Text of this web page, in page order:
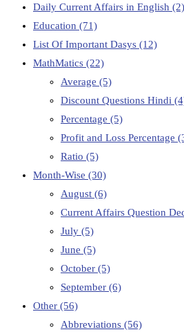
Daily Current Affairs in English (2)
Education (71)
List Of Important Dasys (12)
MathMatics (22)
Average (5)
Discount Questions Hindi
Percentage (5)
Profit and Loss Percentage
Ratio (5)
Month-Wise (30)
August (6)
Current Affairs Question
July (5)
June (5)
October (5)
September (6)
Other (56)
Abbreviations (56)